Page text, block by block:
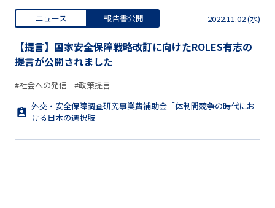
ニュース 報告書公開 2022.11.02 (水)
【提言】国家安全保障戦略改訂に向けたROLES有志の
提言が公開されました
#社会への発信
#政策提言
外交・安全保障調査研究事業費補助金「体制間競争の時代にお
ける日本の選択肢」